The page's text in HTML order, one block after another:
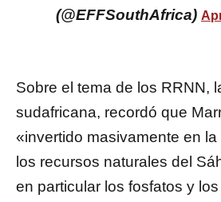
(@EFFSouthAfrica)
Sobre el tema de los RRNN,
sudafricana, recordó que
«invertido masivamente en
los recursos naturales del
en particular los fosfatos y